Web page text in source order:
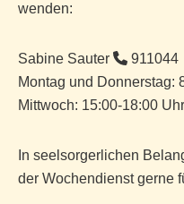
wenden:
Sabine Sauter
911044
Montag und Donnerstag:
Mittwoch: 15:00-18:00 Uhr
In seelsorgerlichen
der Wochendienst gerne